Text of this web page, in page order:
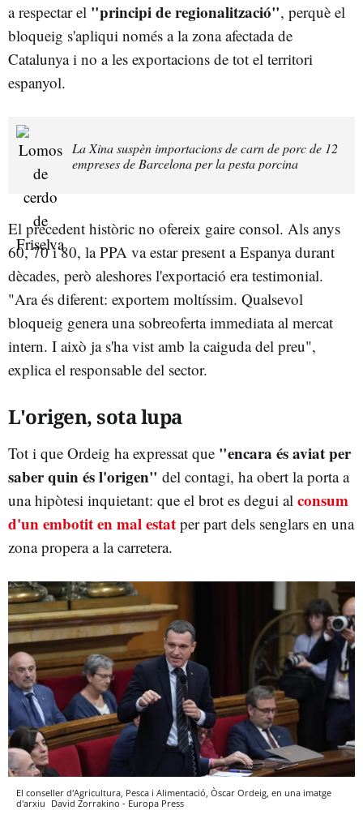
a respectar el "principi de regionalització", perquè el
bloqueig s'apliqui només a la zona afectada de
Catalunya i no a les exportacions de tot el territori
espanyol.
La Xina suspèn importacions de carn de porc de 12
empreses de Barcelona per la pesta porcina
El precedent històric no ofereix gaire consol. Als anys
60, 70 i 80, la PPA va estar present a Espanya durant
dècades, però aleshores l'exportació era testimonial.
"Ara és diferent: exportem moltíssim. Qualsevol
bloqueig genera una sobreoferta immediata al mercat
intern. I això ja s'ha vist amb la caiguda del preu",
explica el responsable del sector.
L'origen, sota lupa
Tot i que Ordeig ha expressat que "encara és aviat per
saber quin és l'origen" del contagi, ha obert la porta a
una hipòtesi inquietant: que el brot es degui al consum
d'un embotit en mal estat per part dels senglars en una
zona propera a la carretera.
El conseller d'Agricultura, Pesca i Alimentació, Òscar Ordeig, en una imatge
d'arxiu David Zorrakino - Europa Press